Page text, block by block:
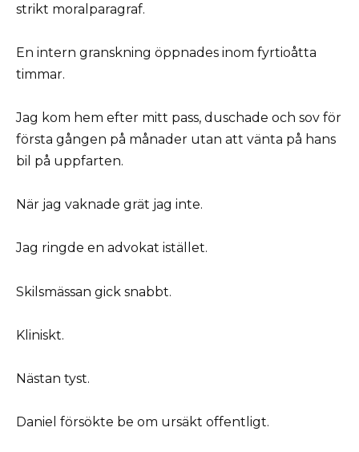
strikt moralparagraf.
En intern granskning öppnades inom fyrtioåtta
timmar.
Jag kom hem efter mitt pass, duschade och sov för
första gången på månader utan att vänta på hans
bil på uppfarten.
När jag vaknade grät jag inte.
Jag ringde en advokat istället.
Skilsmässan gick snabbt.
Kliniskt.
Nästan tyst.
Daniel försökte be om ursäkt offentligt.